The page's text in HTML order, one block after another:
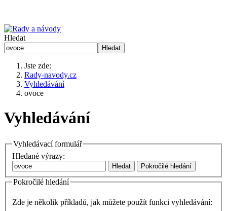
Hledat
Hledat
Jste zde:
Rady-navody.cz
Vyhledávání
ovoce
Vyhledávání
Vyhledávací formulář
Hledané výrazy:
Hledat Pokročilé hledání
Pokročilé hledání
Zde je několik příkladů, jak můžete použít funkci vyhledávání: